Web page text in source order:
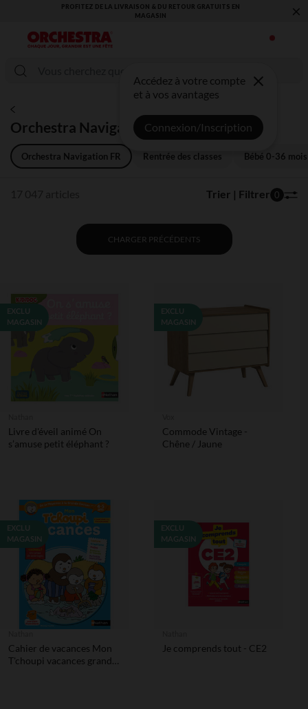
VOUS ALLEZ ADORER LA RENTRÉE ! DÉCOUVREZ LA NOUVELLE
COLLECTION !
×
Accédez à votre compte
et à vos avantages
Connexion/Inscription
Orchestra Navigation FR
Orchestra Navigation FR Rentrée des classes Bébé 0-36 mois
Trier | Filtrer 0
CHARGER PRÉCÉDENTS
EXCLU
MAGASIN
Livre d'éveil animé On
s’amuse petit éléphant ?
EXCLU
MAGASIN
Commode Vintage -
Chêne / Jaune
EXCLU
MAGASIN
Cahier de vacances Mon
T'choupi vacances grande
EXCLU
MAGASIN
Je comprends tout - CE2